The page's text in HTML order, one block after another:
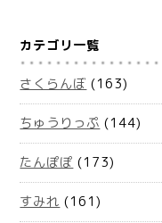
カテゴリ一覧
さくらんぼ (163)
ちゅうりっぷ (144)
たんぽぽ (173)
すみれ (161)